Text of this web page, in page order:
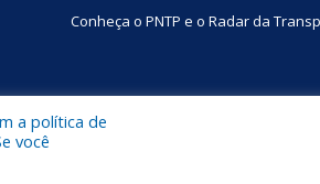
Conheça o PNTP e o Radar da
Mapa do Site
a política de
você